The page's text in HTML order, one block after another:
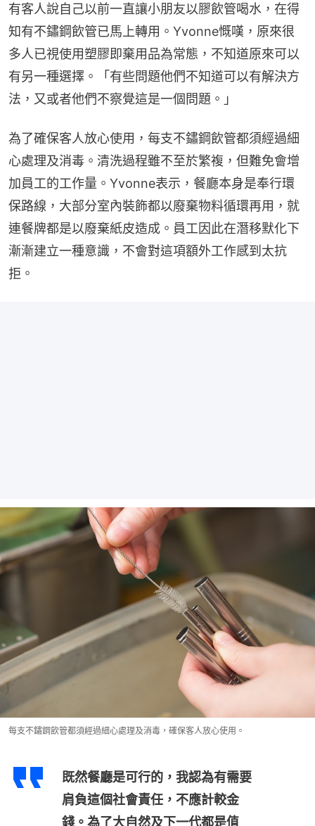
有客人說自己以前一直讓小朋友以膠飲管喝水，在得
知有不鏽鋼飲管已馬上轉用。Yvonne慨嘆，原來很
多人已視使用塑膠即棄用品為常態，不知道原來可以
有另一種選擇。「有些問題他們不知道可以有解決方
法，又或者他們不察覺這是一個問題。」
為了確保客人放心使用，每支不鏽鋼飲管都須經過細
心處理及消毒。清洗過程雖不至於繁複，但難免會增
加員工的工作量。Yvonne表示，餐廳本身是奉行環
保路線，大部分室內裝飾都以廢棄物料循環再用，就
連餐牌都是以廢棄紙皮造成。員工因此在潛移默化下
漸漸建立一種意識，不會對這項額外工作感到太抗
拒。
每支不鏽鋼飲管都須經過細心處理及消毒，確保客人放心使用。
既然餐廳是可行的，我認為有需要
肩負這個社會責任，不應計較金
錢。為了大自然及下一代都是值